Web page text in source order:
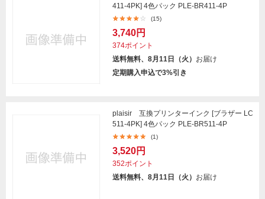
411-4PK] 4色パック PLE-BR411-4P
(15)
3,740円
374ポイント
送料無料、8月11日（火） お届け
定期購入申込で3%引き
plaisir 互換プリンターインク [ブラザー LC
511-4PK] 4色パック PLE-BR511-4P
(1)
3,520円
352ポイント
送料無料、8月11日（火） お届け